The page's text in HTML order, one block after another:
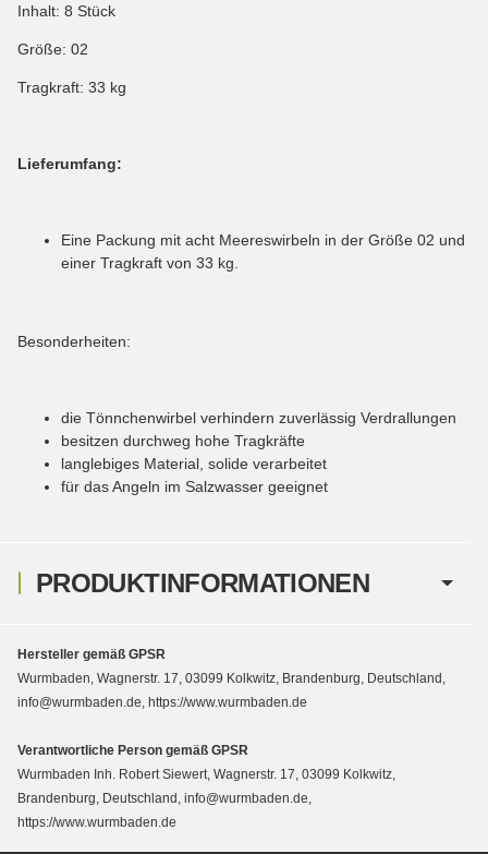
PRODUKTINFORMATIONEN
Inhalt: 8 Stück
Größe: 02
Tragkraft: 33 kg
Lieferumfang:
Eine Packung mit acht Meereswirbeln in der Größe 02 und
einer Tragkraft von 33 kg.
Besonderheiten:
die Tönnchenwirbel verhindern zuverlässig Verdrallungen
besitzen durchweg hohe Tragkräfte
langlebiges Material, solide verarbeitet
für das Angeln im Salzwasser geeignet
Hersteller gemäß GPSR
Wurmbaden, Wagnerstr. 17, 03099 Kolkwitz, Brandenburg, Deutschland,
info@wurmbaden.de, https://www.wurmbaden.de
Verantwortliche Person gemäß GPSR
Wurmbaden Inh. Robert Siewert, Wagnerstr. 17, 03099 Kolkwitz,
Brandenburg, Deutschland, info@wurmbaden.de,
https://www.wurmbaden.de